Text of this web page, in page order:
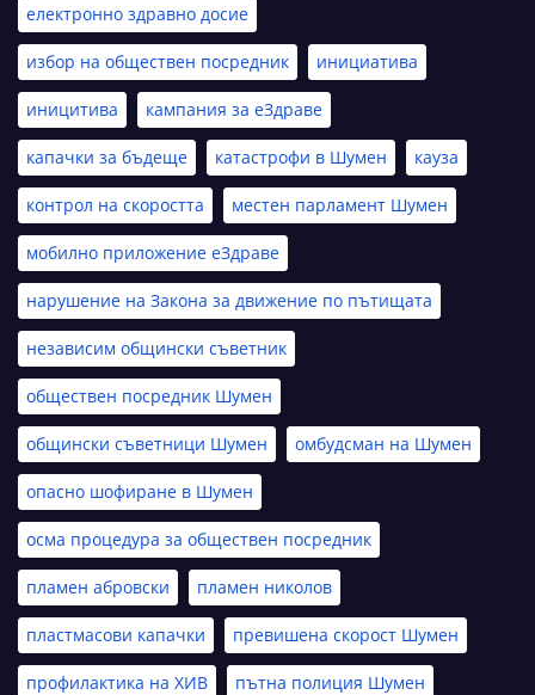
електронно здравно досие
избор на обществен посредник инициатива
иницитива кампания за еЗдраве
капачки за бъдеще катастрофи в Шумен кауза
контрол на скоростта местен парламент Шумен
мобилно приложение еЗдраве
нарушение на Закона за движение по пътищата
независим общински съветник
обществен посредник Шумен
общински съветници Шумен омбудсман на Шумен
опасно шофиране в Шумен
осма процедура за обществен посредник
пламен абровски пламен николов
пластмасови капачки превишена скорост Шумен
профилактика на ХИВ пътна полиция Шумен